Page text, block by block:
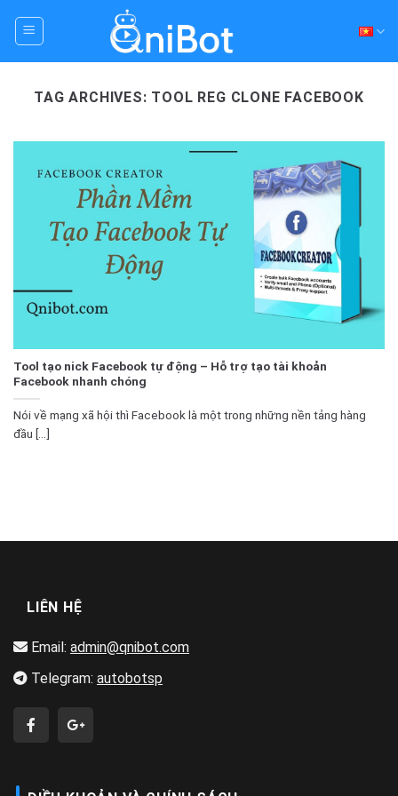
TAG ARCHIVES: TOOL REG CLONE FACEBOOK
Tool tạo nick Facebook tự động – Hỗ trợ tạo tài khoản
Facebook nhanh chóng
Nói về mạng xã hội thì Facebook là một trong những nền tảng hàng
đầu [...]
LIÊN HỆ
Email: admin@qnibot.com
Telegram: autobotsp